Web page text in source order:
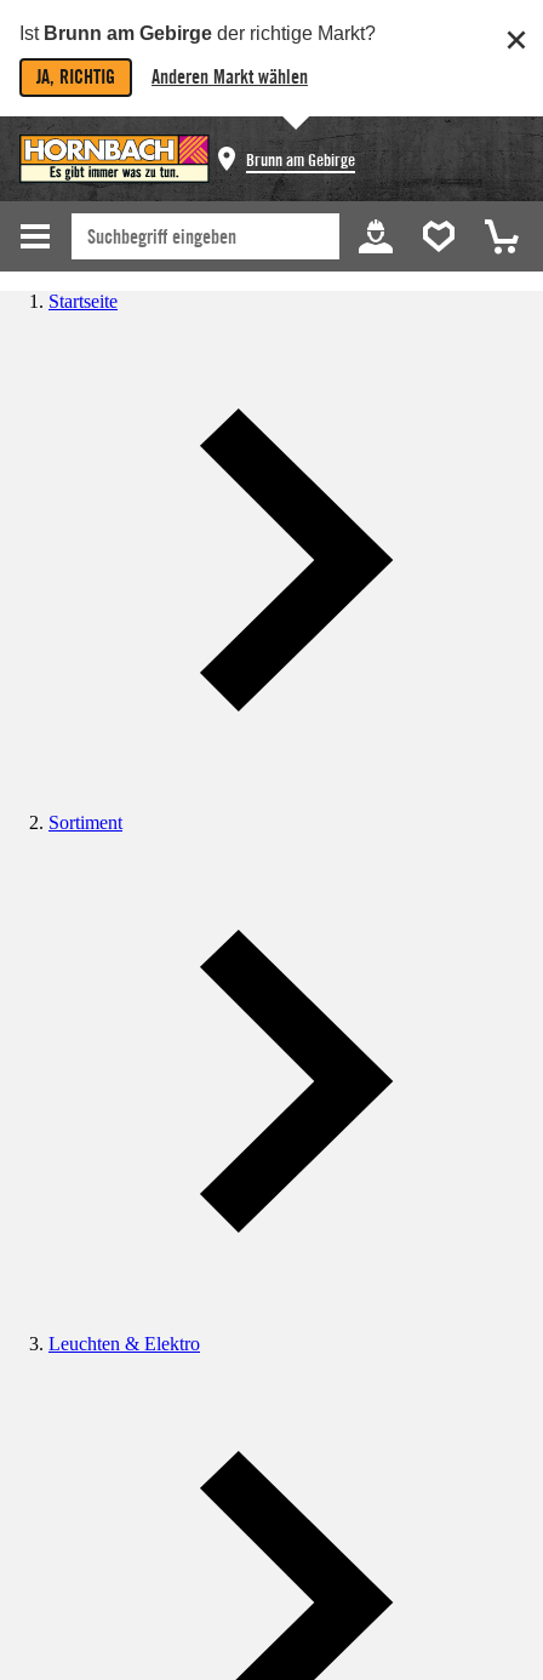
Ist Brunn am Gebirge der richtige Markt?
JA, RICHTIG Anderen Markt wählen
Brunn am Gebirge
Startseite
Sortiment
Leuchten & Elektro